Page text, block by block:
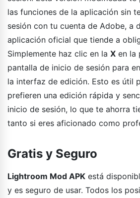
las funciones de la aplicación sin
sesión con tu cuenta de Adobe, a
aplicación oficial que tiende a
Simplemente haz clic en la X en la
pantalla de inicio de sesión para
la interfaz de edición. Esto es útil
prefieren una edición rápida y
inicio de sesión, lo que te ahorra
tanto si eres aficionado como
Gratis y Seguro
Lightroom Mod APK está
y es seguro de usar. Todos los